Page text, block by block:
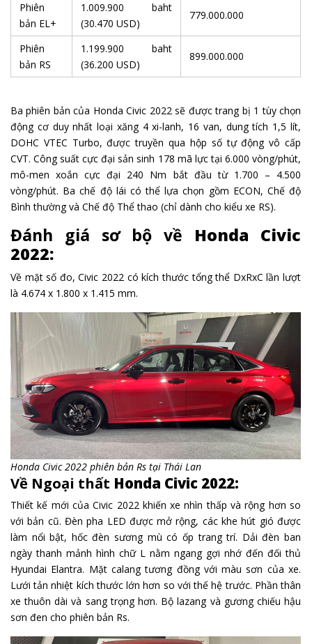
Phiên
bản EL+
1.009.900 baht
(30.470 USD)
779.000.000
Phiên
bản RS
1.199.900 baht
(36.200 USD)
899.000.000
Ba phiên bản của Honda Civic 2022 sẽ được trang bị 1 tùy chọn
động cơ duy nhất loại xăng 4 xi-lanh, 16 van, dung tích 1,5 lít,
DOHC VTEC Turbo, được truyền qua hộp số tự động vô cấp
CVT. Công suất cực đại sản sinh 178 mã lực tại 6.000 vòng/phút,
mô-men xoắn cực đại 240 Nm bắt đầu từ 1.700 – 4.500
vòng/phút. Ba chế độ lái có thể lựa chọn gồm ECON, Chế độ
Bình thường và Chế độ Thể thao (chỉ dành cho kiểu xe RS).
Đánh giá sơ bộ về Honda Civic
2022:
Về mặt số đo, Civic 2022 có kích thước tổng thể DxRxC lần lượt
là 4.674 x 1.800 x 1.415 mm.
Honda Civic 2022 phiên bản Rs tại Thái Lan
Về Ngoại thất Honda Civic 2022:
Thiết kế mới của Civic 2022 khiến xe nhìn thấp và rộng hơn so
với bản cũ. Đèn pha LED được mở rộng, các khe hút gió được
làm nổi bật, hốc đèn sương mù có ốp trang trí. Dải đèn ban
ngày thanh mảnh hình chữ L nằm ngang gợi nhớ đến đối thủ
Hyundai Elantra. Mặt calang tương đồng với màu sơn của xe.
Lưới tản nhiệt kích thước lớn hơn so với thế hệ trước. Phần thân
xe thuôn dài và sang trọng hơn. Bộ lazang và gương chiếu hậu
sơn đen cho phiên bản Rs.